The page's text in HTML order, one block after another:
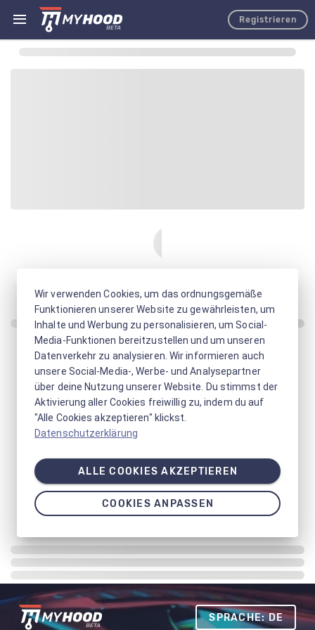
Registrieren
SPRACHE: DE
Wir verwenden Cookies, um das ordnungsgemäße
Funktionieren unserer Website zu gewährleisten, um
Inhalte und Werbung zu personalisieren, um Social-
Media-Funktionen bereitzustellen und um unseren
Datenverkehr zu analysieren. Wir informieren auch
unsere Social-Media-, Werbe- und Analysepartner
über deine Nutzung unserer Website. Du stimmst der
Aktivierung aller Cookies freiwillig zu, indem du auf
"Alle Cookies akzeptieren" klickst.
Datenschutzerklärung
ALLE COOKIES AKZEPTIEREN
COOKIES ANPASSEN